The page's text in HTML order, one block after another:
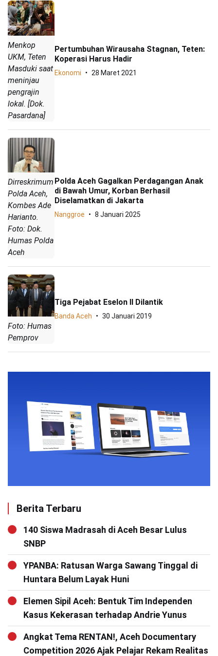
Menkop
UKM, Teten
Masduki saat
meninjau
pengrajin
lokal. [Dok.
Pasardana]
Pertumbuhan Wirausaha Stagnan, Teten:
Koperasi Harus Hadir
Ekonomi 28 Maret 2021
Dirreskrimum
Polda Aceh,
Kombes Ade
Harianto.
Foto: Dok.
Humas Polda
Aceh
Polda Aceh Gagalkan Perdagangan Anak
di Bawah Umur, Korban Berhasil
Diselamatkan di Jakarta
Nanggroe 8 Januari 2025
Foto: Humas
Pemprov
Tiga Pejabat Eselon II Dilantik
Banda Aceh 30 Januari 2019
Berita Terbaru
140 Siswa Madrasah di Aceh Besar Lulus
SNBP
YPANBA: Ratusan Warga Sawang Tinggal di
Huntara Belum Layak Huni
Elemen Sipil Aceh: Bentuk Tim Independen
Kasus Kekerasan terhadap Andrie Yunus
Angkat Tema RENTAN!, Aceh Documentary
Competition 2026 Ajak Pelajar Rekam Realitas